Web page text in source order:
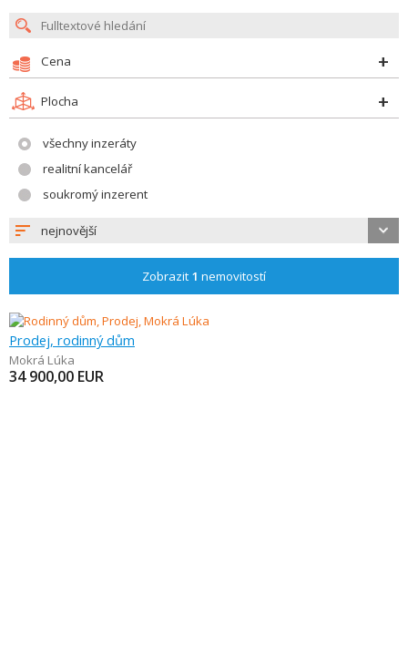
Cena
Plocha
všechny inzeráty
realitní kancelář
soukromý inzerent
nejnovější
Zobrazit 1 nemovitostí
Prodej, rodinný dům
Mokrá Lúka
34 900,00 EUR